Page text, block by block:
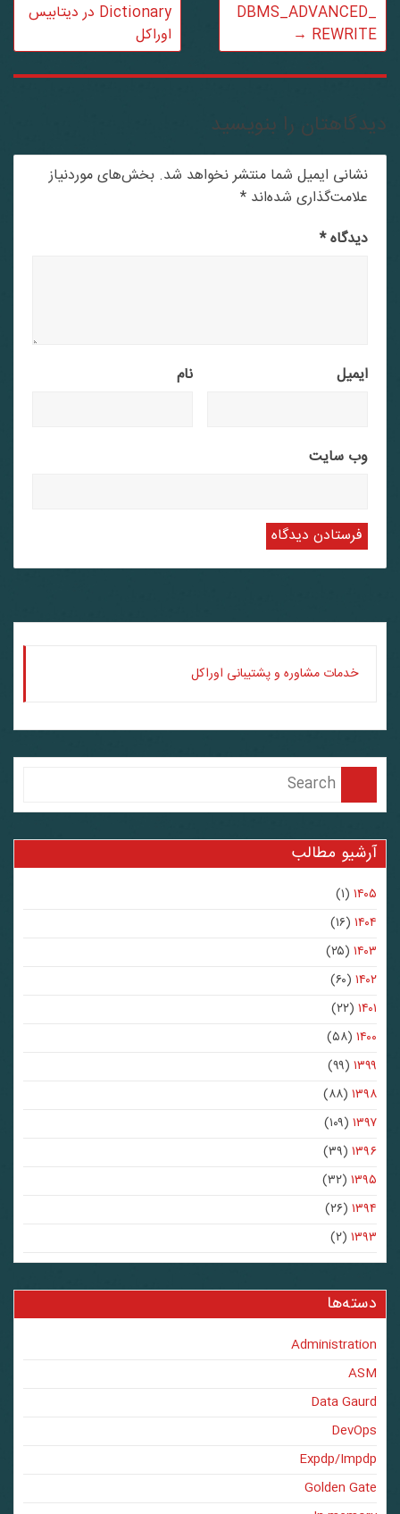
Dictionary در دیتابیس
اوراکل
DBMS_ADVANCED_
REWRITE
→
را بنویسید
نشانی ایمیل شما منتشر نخواهد شد. بخش‌های موردنیاز
علامت‌گذاری شده‌اند*
دیدگاه*
ایمیل
وب‌ سایت
خدمات مشاوره و پشتیبانی اوراکل
آرشیو مطالب
(۱)
(۱۶)
(۲۵)
(۶۰)
(۲۲)
(۵۸)
(۹۹)
۱۳۹۸(۸۸)
۱۳۹۷(۱۰۹)
۱۳۹۶(۳۹)
۱۳۹۵(۳۲)
۱۳۹۴(۲۶)
۱۳۹۳(۲)
دسته‌ها
Administration
ASM
Data Gaurd
DevOps
Expdp/Impdp
Golden Gate